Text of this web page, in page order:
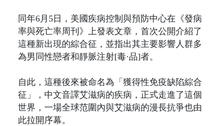
同年6月5日，美國疾病控制與預防中心在《發病
率與死亡率周刊》上發表文章，首次公開介紹了
這種新出現的綜合征，並指出其主要影響人群多
為男同性戀者和靜脈注射[毒·品]者。
自此，這種後來被命名為「獲得性免疫缺陷綜合
征」，中文音譯艾滋病的疾病，正式走進了這個
世界，一場全球范圍內與艾滋病的漫長抗爭也由
此拉開序幕。